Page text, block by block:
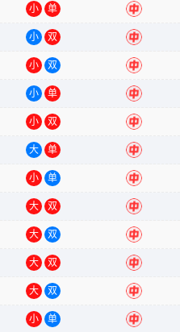
小 单 中
小 双 中
小 双 中
小 单 中
小 双 中
大 单 中
小 单 中
大 双 中
大 双 中
大 双 中
大 双 中
小 单 中